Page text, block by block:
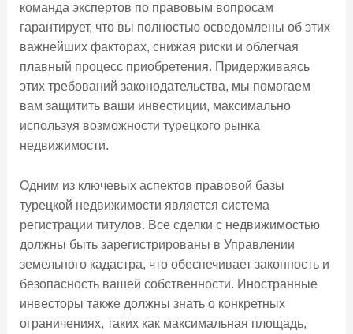
команда экспертов по правовым вопросам
гарантирует, что вы полностью осведомлены об этих
важнейших факторах, снижая риски и облегчая
плавный процесс приобретения. Придерживаясь
этих требований законодательства, мы помогаем
вам защитить ваши инвестиции, максимально
используя возможности турецкого рынка
недвижимости.
Одним из ключевых аспектов правовой базы
турецкой недвижимости является система
регистрации титулов. Все сделки с недвижимостью
должны быть зарегистрированы в Управлении
земельного кадастра, что обеспечивает законность и
безопасность вашей собственности. Иностранные
инвесторы также должны знать о конкретных
ограничениях, таких как максимальная площадь,